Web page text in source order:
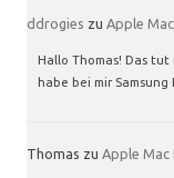
ddrogies zu Apple
Hallo Thomas! Das tut
habe bei mir Samsung
Thomas zu Apple Mac